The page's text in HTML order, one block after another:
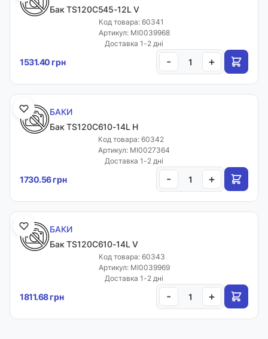
Бак TS120C545-12L V
Код товара: 60341
Артикул: MI0039968
Доставка 1-2 дні
1531.40 грн - +
БАКИ
Бак TS120C610-14L H
Код товара: 60342
Артикул: MI0027364
Доставка 1-2 дні
1730.56 грн - +
БАКИ
Бак TS120C610-14L V
Код товара: 60343
Артикул: MI0039969
Доставка 1-2 дні
1811.68 грн - +